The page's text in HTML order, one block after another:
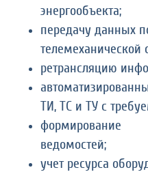
энергообъекта;
передачу данных
телемеханической
ретрансляцию
ТИ, ТС и ТУ с
формирование
ведомостей;
учет ресурса